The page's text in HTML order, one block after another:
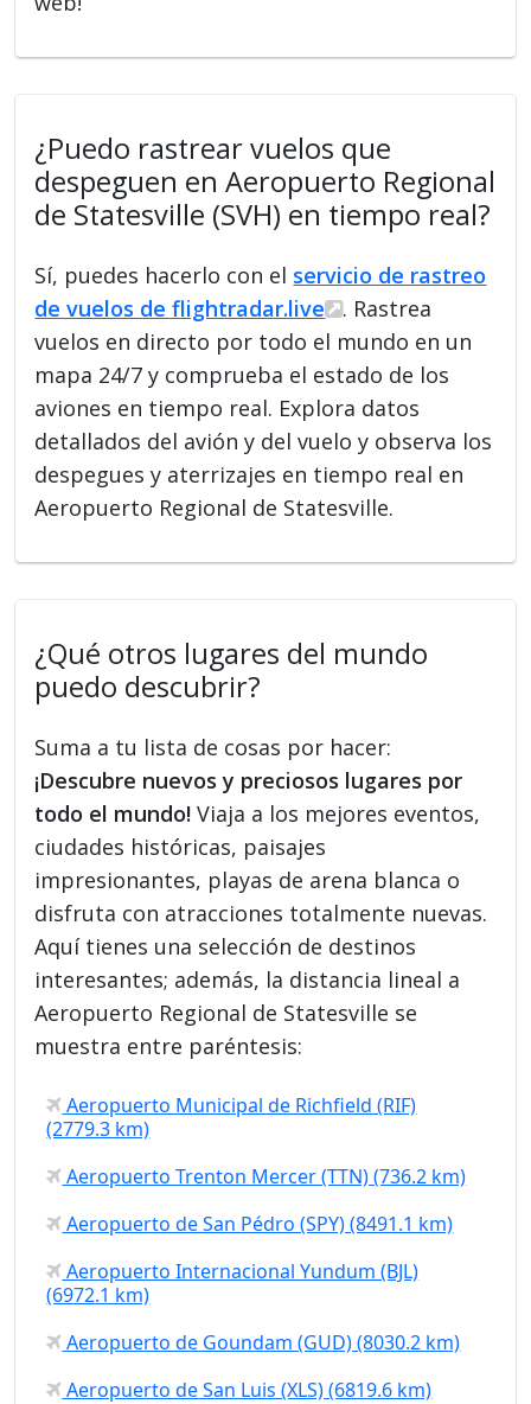
¿Puedo rastrear vuelos que
despeguen en Aeropuerto Regional
de Statesville (SVH) en tiempo real?
Sí, puedes hacerlo con el servicio de rastreo
de vuelos de flightradar.live
. Rastrea
vuelos en directo por todo el mundo en un
mapa 24/7 y comprueba el estado de los
aviones en tiempo real. Explora datos
detallados del avión y del vuelo y observa los
despegues y aterrizajes en tiempo real en
Aeropuerto Regional de Statesville.
¿Qué otros lugares del mundo
puedo descubrir?
Suma a tu lista de cosas por hacer:
¡Descubre nuevos y preciosos lugares por
todo el mundo! Viaja a los mejores eventos,
ciudades históricas, paisajes
impresionantes, playas de arena blanca o
disfruta con atracciones totalmente nuevas.
Aquí tienes una selección de destinos
interesantes; además, la distancia lineal a
Aeropuerto Regional de Statesville se
muestra entre paréntesis:
Aeropuerto Municipal de Richfield (RIF)
(2779.3 km)
Aeropuerto Trenton Mercer (TTN) (736.2 km)
Aeropuerto de San Pédro (SPY) (8491.1 km)
Aeropuerto Internacional Yundum (BJL)
(6972.1 km)
Aeropuerto de Goundam (GUD) (8030.2 km)
Aeropuerto de San Luis (XLS) (6819.6 km)